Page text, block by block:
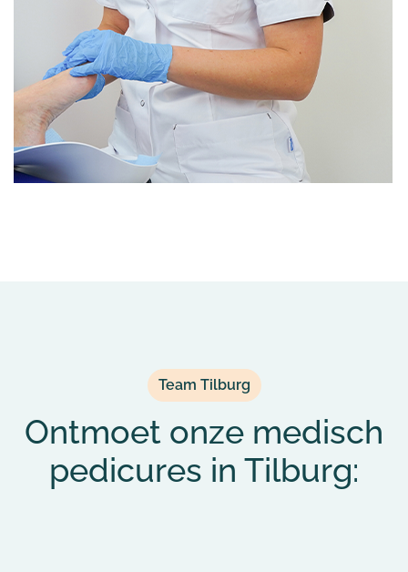
Team Tilburg
Ontmoet onze medisch
pedicures in Tilburg: